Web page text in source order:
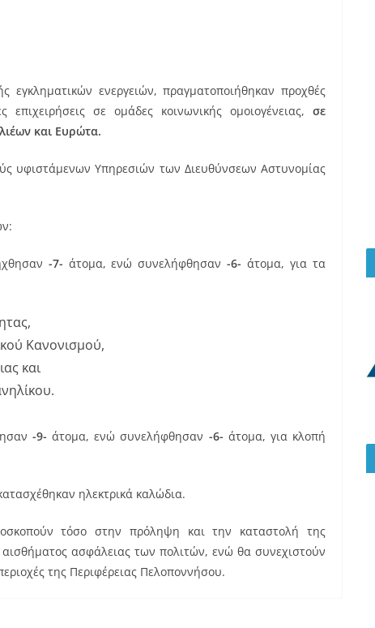
ενεργειών, πραγματοποιήθηκαν προχθές
σε ομάδες κοινωνικής ομοιογένειας, σε
και Ευρώτα.
υφιστάμενων Υπηρεσιών των Διευθύνσεων Αστυνομίας
-7- άτομα, ενώ συνελήφθησαν-6- άτομα, για τα
Κανονισμού,
και
-9- άτομα, ενώ συνελήφθησαν -6- άτομα, για κλοπή
ηλεκτρικά καλώδια.
τόσο στην πρόληψη και την καταστολή της
ασφάλειας των πολιτών, ενώ θα συνεχιστούν
της Περιφέρειας Πελοποννήσου.